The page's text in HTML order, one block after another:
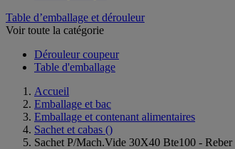
Table d’emballage et dérouleur
Voir toute la catégorie
Dérouleur coupeur
Table d'emballage
Accueil
Emballage et bac
Emballage et contenant alimentaires
Sachet et cabas ()
Sachet P/Mach.Vide 30X40 Bte100 - Reber